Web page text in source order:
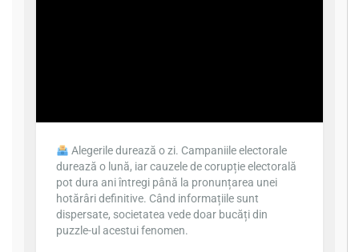
Alegerile durează o zi. Campaniile electorale
durează o lună, iar cauzele de corupție electorală
pot dura ani întregi până la pronunțarea unei
hotărâri definitive. Când informațiile sunt
dispersate, societatea vede doar bucăți din
puzzle-ul acestui fenomen.